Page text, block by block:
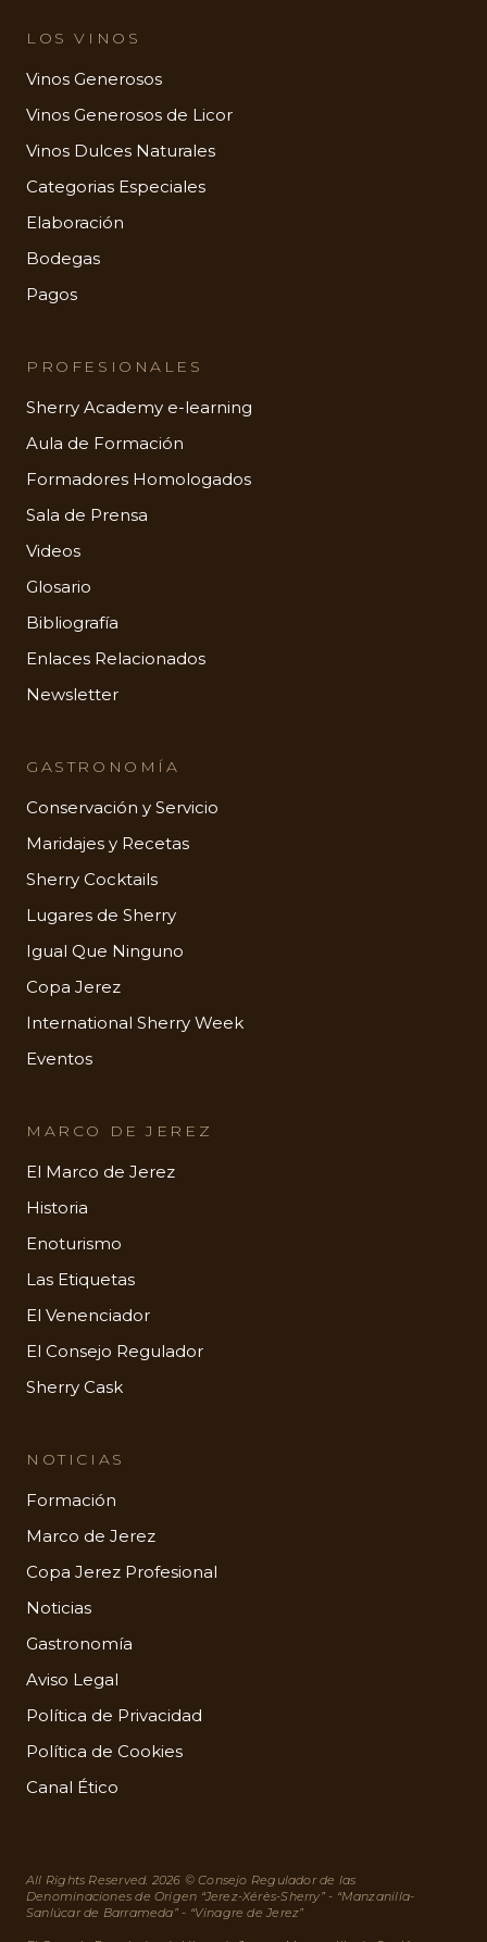
LOS VINOS
Vinos Generosos
Vinos Generosos de Licor
Vinos Dulces Naturales
Categorias Especiales
Elaboración
Bodegas
Pagos
PROFESIONALES
Sherry Academy e-learning
Aula de Formación
Formadores Homologados
Sala de Prensa
Videos
Glosario
Bibliografía
Enlaces Relacionados
Newsletter
GASTRONOMÍA
Conservación y Servicio
Maridajes y Recetas
Sherry Cocktails
Lugares de Sherry
Igual Que Ninguno
Copa Jerez
International Sherry Week
Eventos
MARCO DE JEREZ
El Marco de Jerez
Historia
Enoturismo
Las Etiquetas
El Venenciador
El Consejo Regulador
Sherry Cask
NOTICIAS
Formación
Marco de Jerez
Copa Jerez Profesional
Noticias
Gastronomía
Aviso Legal
Política de Privacidad
Política de Cookies
Canal Ético
All Rights Reserved. 2026 © Consejo Regulador de las
Denominaciones de Origen “Jerez-Xérès-Sherry” - “Manzanilla-
Sanlúcar de Barrameda” - “Vinagre de Jerez”